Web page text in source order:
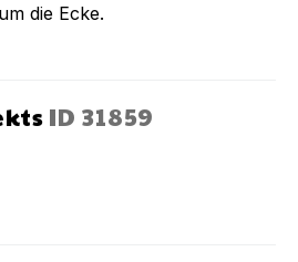
die Ecke.
ID31859